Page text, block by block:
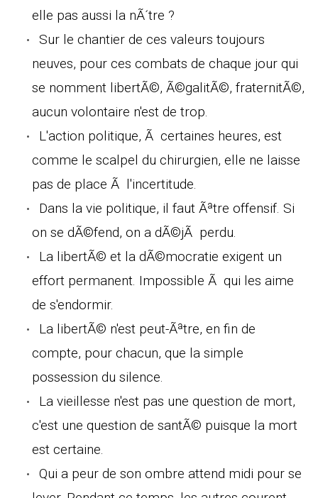
elle pas aussi la nÃ´tre ?
Sur le chantier de ces valeurs toujours
neuves, pour ces combats de chaque jour qui
se nomment libertÃ©, Ã©galitÃ©, fraternitÃ©,
aucun volontaire n'est de trop.
L'action politique, Ã certaines heures, est
comme le scalpel du chirurgien, elle ne laisse
pas de place Ã l'incertitude.
Dans la vie politique, il faut Ãªtre offensif. Si
on se dÃ©fend, on a dÃ©jÃ perdu.
La libertÃ© et la dÃ©mocratie exigent un
effort permanent. Impossible Ã qui les aime
de s'endormir.
La libertÃ© n'est peut-Ãªtre, en fin de
compte, pour chacun, que la simple
possession du silence.
La vieillesse n'est pas une question de mort,
c'est une question de santÃ© puisque la mort
est certaine.
Qui a peur de son ombre attend midi pour se